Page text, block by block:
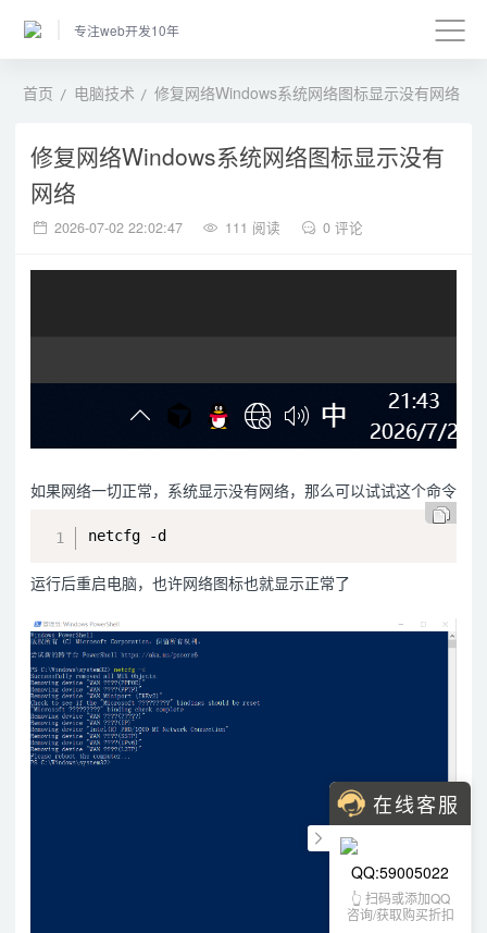
专注web开发10年
首页 电脑技术 修复网络Windows系统网络图标显示没有网络
修复网络Windows系统网络图标显示没有
网络
2026-07-02 22:02:47 111 阅读 0 评论
如果网络一切正常，系统显示没有网络，那么可以试试这个命令
netcfg -d
运行后重启电脑，也许网络图标也就显示正常了
在线客服
QQ:59005022
👆 扫码或添加QQ
咨询/获取购买折扣